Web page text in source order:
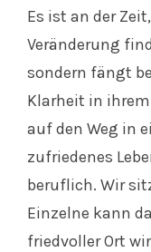
Es ist an der
Veränderung
sondern fängt
Klarheit in
auf den Weg in
zufriedenes
beruflich. Wir
Einzelne kann
friedvoller Ort